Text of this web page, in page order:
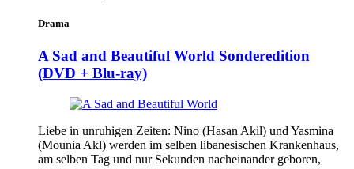
Drama
A Sad and Beautiful World Sonderedition
(DVD + Blu-ray)
Liebe in unruhigen Zeiten: Nino (Hasan Akil) und Yasmina
(Mounia Akl) werden im selben libanesischen Krankenhaus,
am selben Tag und nur Sekunden nacheinander geboren,